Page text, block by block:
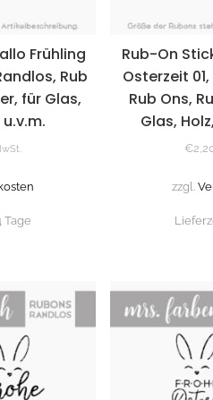
Frühling
Rub
für Glas,
Tage
Rub-On
Osterzeit
Rub Ons,
Glas,
€
zzgl.